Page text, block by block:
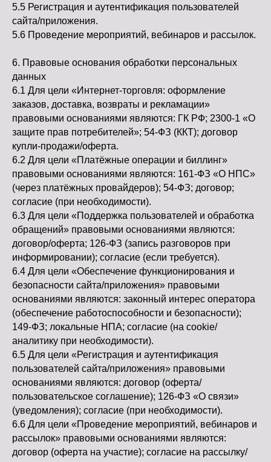
5.5 Регистрация и аутентификация пользователей
сайта/приложения.
5.6 Проведение мероприятий, вебинаров и рассылок.
6. Правовые основания обработки персональных
данных
6.1 Для цели «Интернет-торговля: оформление
заказов, доставка, возвраты и рекламации»
правовыми основаниями являются: ГК РФ; 2300-1 «О
защите прав потребителей»; 54-ФЗ (ККТ); договор
купли-продажи/оферта.
6.2 Для цели «Платёжные операции и биллинг»
правовыми основаниями являются: 161-ФЗ «О НПС»
(через платёжных провайдеров); 54-ФЗ; договор;
согласие (при необходимости).
6.3 Для цели «Поддержка пользователей и обработка
обращений» правовыми основаниями являются:
договор/оферта; 126-ФЗ (запись разговоров при
информировании); согласие (если требуется).
6.4 Для цели «Обеспечение функционирования и
безопасности сайта/приложения» правовыми
основаниями являются: законный интерес оператора
(обеспечение работоспособности и безопасности);
149-ФЗ; локальные НПА; согласие (на cookie/
аналитику при необходимости).
6.5 Для цели «Регистрация и аутентификация
пользователей сайта/приложения» правовыми
основаниями являются: договор (оферта/
пользовательское соглашение); 126-ФЗ «О связи»
(уведомления); согласие (при необходимости).
6.6 Для цели «Проведение мероприятий, вебинаров и
рассылок» правовыми основаниями являются:
договор (оферта на участие); согласие на рассылку/